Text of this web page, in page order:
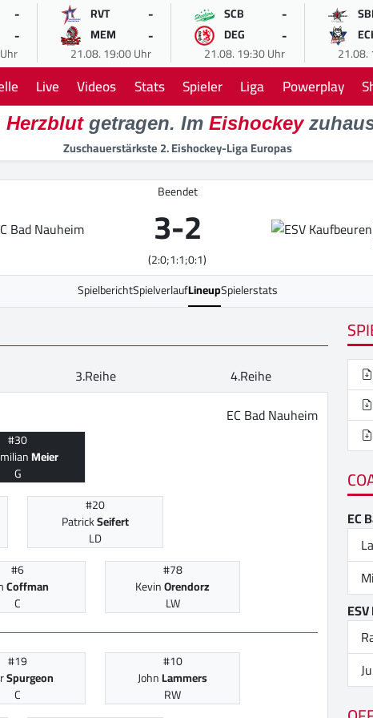
-
-
RVT -
MEM -
21.08. 19:00 Uhr
SCB -
DEG -
21.08. 19:30 Uhr 21.08.
Live Videos Stats Spieler Liga Powerplay
Herzblutgetragen. Im Eishockey
Zuschauerstärkste 2. Eishockey-Liga Europas
Beendet
3-2
(2:0;1:1;0:1)
SpielberichtSpielverlaufLineupSpielerstats
3.Reihe
4.Reihe
EC Bad Nauheim
#30
Meier
G
#20
PatrickSeifert
LD
#6
Coffman
C
#78
KevinOrendorz
LW
#19
Spurgeon
C
#10
JohnLammers
RW
EC